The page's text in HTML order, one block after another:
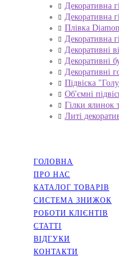
Декоративна
Декоративна
Плівка
Декоративна
Декоративні
Декоративні
Декоративні
Підвіска
Об'ємні
Гілки ялинок
Литі
ГОЛОВНА
ПРО НАС
КАТАЛОГ ТОВАРІВ
СИСТЕМА ЗНИЖОК
РОБОТИ КЛІЄНТІВ
СТАТТІ
ВІДГУКИ
КОНТАКТИ